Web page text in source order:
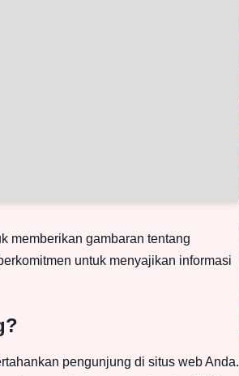
memberikan gambaran tentang
untuk menyajikan informasi
pengunjung di situs web Anda.